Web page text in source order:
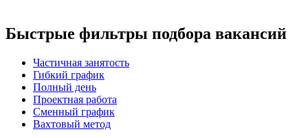
Быстрые фильтры подбора вакансий
Частичная занятость
Гибкий график
Полный день
Проектная работа
Сменный график
Вахтовый метод